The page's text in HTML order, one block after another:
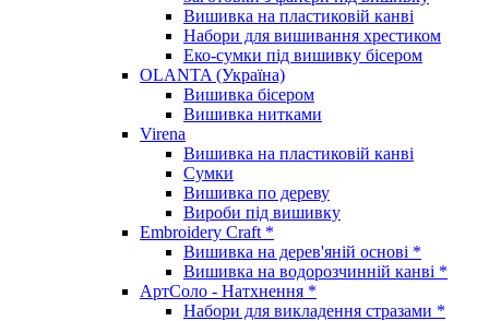
Вишивка на пластиковій канві
Набори для вишивання хрестиком
Еко-сумки під вишивку бісером
OLANTA (Україна)
Вишивка бісером
Вишивка нитками
Virena
Вишивка на пластиковій канві
Сумки
Вишивка по дереву
Вироби під вишивку
Embroidery Craft *
Вишивка на дерев'яній основі *
Вишивка на водорозчинній канві *
АртСоло - Натхнення *
Набори для викладення стразами *